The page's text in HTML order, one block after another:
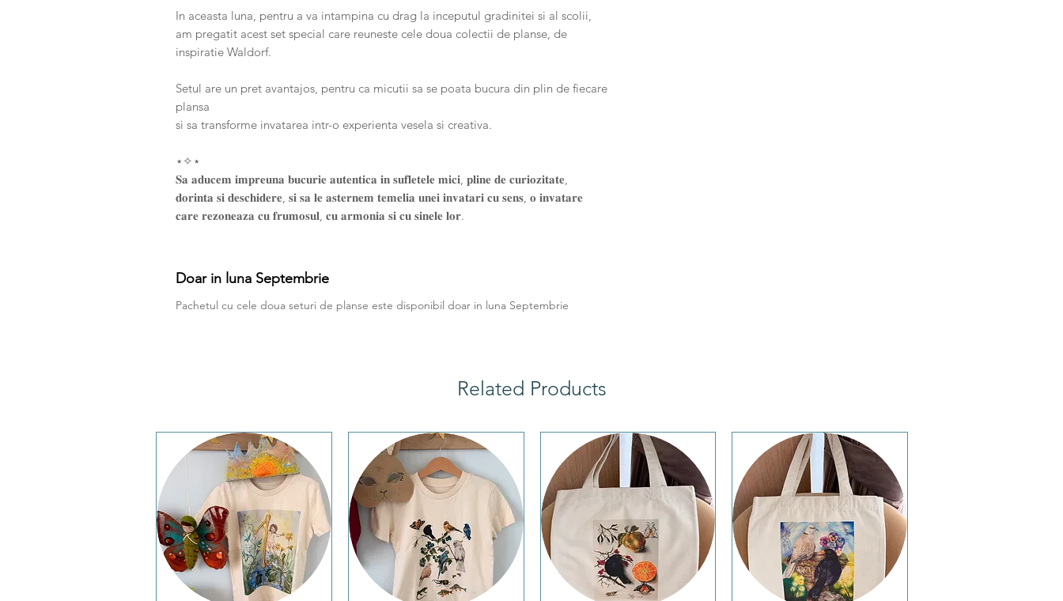
In aceasta luna, pentru a va intampina cu drag la inceputul gradinitei si al scolii,
am pregatit acest set special care reuneste cele doua colectii de planse, de
inspiratie Waldorf.
Setul are un pret avantajos, pentru ca micutii sa se poata bucura din plin de fiecare
plansa
si sa transforme invatarea intr-o experienta vesela si creativa.
⋆✧⋆
𝐒𝐚 𝐚𝐝𝐮𝐜𝐞𝐦 𝐢𝐦𝐩𝐫𝐞𝐮𝐧𝐚 𝐛𝐮𝐜𝐮𝐫𝐢𝐞 𝐚𝐮𝐭𝐞𝐧𝐭𝐢𝐜𝐚 𝐢𝐧 𝐬𝐮𝐟𝐥𝐞𝐭𝐞𝐥𝐞 𝐦𝐢𝐜𝐢, 𝐩𝐥𝐢𝐧𝐞 𝐝𝐞 𝐜𝐮𝐫𝐢𝐨𝐳𝐢𝐭𝐚𝐭𝐞,
𝐝𝐨𝐫𝐢𝐧𝐭𝐚 𝐬𝐢 𝐝𝐞𝐬𝐜𝐡𝐢𝐝𝐞𝐫𝐞, 𝐬𝐢 𝐬𝐚 𝐥𝐞 𝐚𝐬𝐭𝐞𝐫𝐧𝐞𝐦 𝐭𝐞𝐦𝐞𝐥𝐢𝐚 𝐮𝐧𝐞𝐢 𝐢𝐧𝐯𝐚𝐭𝐚𝐫𝐢 𝐜𝐮 𝐬𝐞𝐧𝐬, 𝐨 𝐢𝐧𝐯𝐚𝐭𝐚𝐫𝐞
𝐜𝐚𝐫𝐞 𝐫𝐞𝐳𝐨𝐧𝐞𝐚𝐳𝐚 𝐜𝐮 𝐟𝐫𝐮𝐦𝐨𝐬𝐮𝐥, 𝐜𝐮 𝐚𝐫𝐦𝐨𝐧𝐢𝐚 𝐬𝐢 𝐜𝐮 𝐬𝐢𝐧𝐞𝐥𝐞 𝐥𝐨𝐫.
Doar in luna Septembrie
Pachetul cu cele doua seturi de planse este disponibil doar in luna Septembrie
Related Products